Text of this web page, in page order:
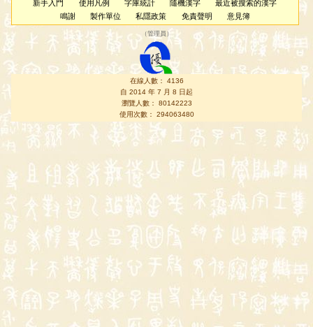
新手入門 使用凡例 字庫統計 隨機漢字
最近被搜索的漢字
鳴謝
製作單位 私隱政策 免責聲明 意見簿
（管理員 ）
在線人數： 4136
自 2014 年 7 月 8 日起
瀏覽人數： 80142223
使用次數： 294063480